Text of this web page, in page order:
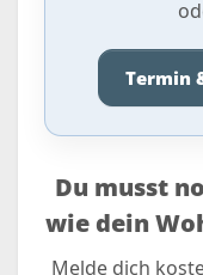
Termin
Du musst
wie dein
Melde dich